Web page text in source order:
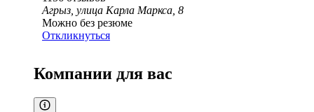
Агрыз, улица Карла Маркса, 8
Можно без резюме
Откликнуться
Компании для вас